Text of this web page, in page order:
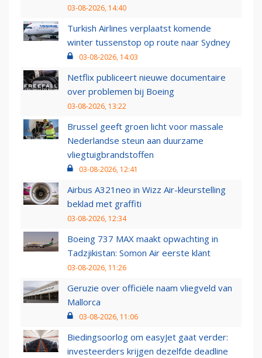
03-08-2026, 14:40
Turkish Airlines verplaatst komende
winter tussenstop op route naar Sydney
03-08-2026, 14:03
Netflix publiceert nieuwe documentaire
over problemen bij Boeing
03-08-2026, 13:22
Brussel geeft groen licht voor massale
Nederlandse steun aan duurzame
vliegtuigbrandstoffen
03-08-2026, 12:41
Airbus A321neo in Wizz Air-kleurstelling
beklad met graffiti
03-08-2026, 12:34
Boeing 737 MAX maakt opwachting in
Tadzjikistan: Somon Air eerste klant
03-08-2026, 11:26
Geruzie over officiële naam vliegveld van
Mallorca
03-08-2026, 11:06
Biedingsoorlog om easyJet gaat verder:
investeerders krijgen dezelfde deadline